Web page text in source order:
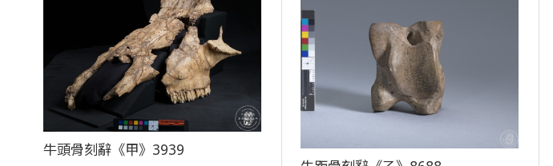
牛頭骨刻辭《甲》3939